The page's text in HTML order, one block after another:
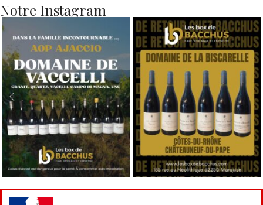
Notre Instagram